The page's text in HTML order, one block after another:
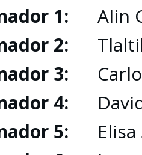
1: Alin
2:
3:
4:
5: